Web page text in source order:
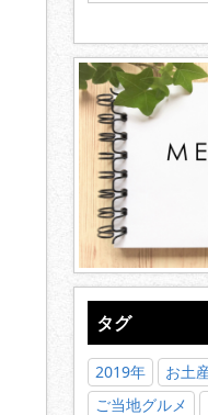
タグ
2019年 お土
ご当地グルメ